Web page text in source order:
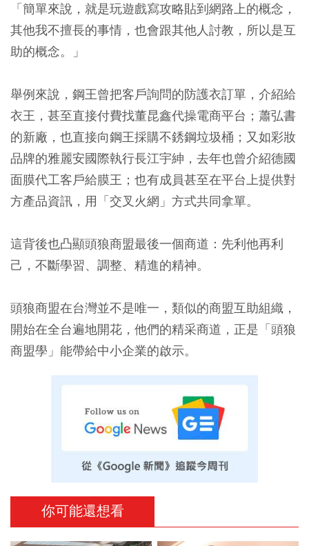
「簡單來說，就是玩遊戲寫攻略貼到網路上的概念，
其他我不擅長的事情，也會跟其他人討教，所以是互
助的概念。」
舉例來說，鋼王曾把客戶詢問的防護衣訂單，介紹給
衣王，甚至直接付費找董昆鑫代操電商平台；蕭弘書
的新廠，也直接向鋼王採購不銹鋼垃圾桶；又如彩妝
品牌的雅麗安國際執行長江宇紳，去年也曾介紹德國
面膜代工客戶給膜王；也有成員甚至在平台上提供對
方產品資訊，用「交叉火網」方式共同拿單。
這背後也凸顯頭狼商盟最後一個商道：先利他再利
己，不斷學習、調整、精進的精神。
頭狼商盟在台灣並不是唯一，類似的商盟互助組織，
開始在全台遍地開花，他們的精采商道，正是「頭狼
商盟學」能帶給中小企業的啟示。
你可能還想看